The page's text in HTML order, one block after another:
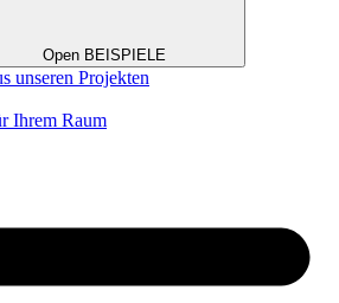
Open BEISPIELE
unseren Projekten
Ihrem Raum